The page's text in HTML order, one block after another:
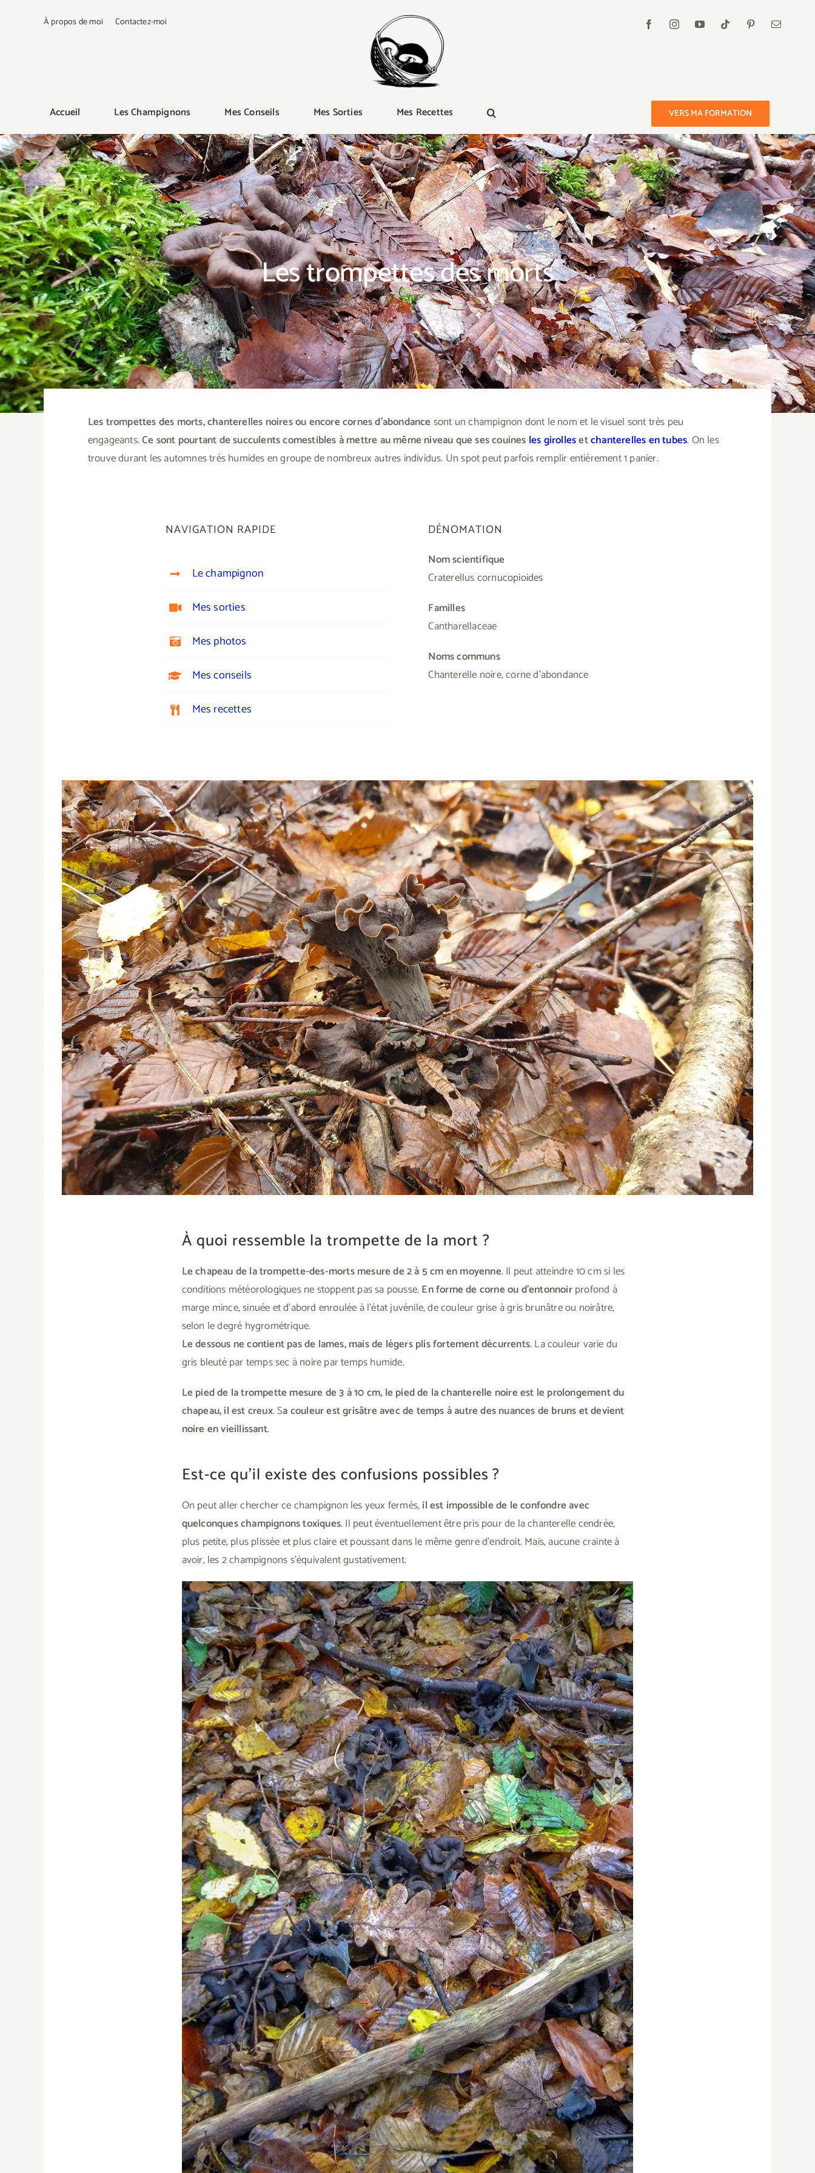
À propos de moi Contactez-moi
Accueil Les Champignons Mes Conseils Mes Sorties Mes Recettes VERS MA FORMATION
Les trompettes des morts
Les trompettes des morts, chanterelles noires ou encore cornes d’abondancesont un champignon dont le nom et le visuel sont très peu
engageants.Ce sont pourtant de succulents comestibles à mettre au même niveau que ses couines les girollesetchanterelles en tubes. On les
trouve durant les automnes très humides en groupe de nombreux autres individus. Un spot peut parfois remplir entièrement 1 panier.
NAVIGATION RAPIDE
Le champignon
Mes sorties
Mes photos
Mes conseils
Mes recettes
DÉNOMATION
Nom scientifique
Craterellus cornucopioides
Familles
Cantharellaceae
Noms communs
Chanterelle noire, corne d’abondance
À quoi ressemble la trompette de la mort ?
Le chapeau de la trompette-des-morts mesure de 2 à 5 cm en moyenne. Il peut atteindre 10 cm si les
conditions météorologiques ne stoppent pas sa pousse.En forme de corne ou d’entonnoirprofond à
marge mince, sinuée et d’abord enroulée à l’état juvénile, de couleur grise à gris brunâtre ou noirâtre,
selon le degré hygrométrique.
Le dessous ne contient pas de lames, mais de légers plis fortement décurrents. La couleur varie du
gris bleuté par temps sec à noire par temps humide.
Le pied de la trompette mesure de 3 à 10 cm, le pied de la chanterelle noire est le prolongement du
chapeau, il est creux. Sa couleur est grisâtre avec de temps à autre des nuances de bruns et devient
noire en vieillissant.
Est-ce qu’il existe des confusions possibles ?
On peut aller chercher ce champignon les yeux fermés,il est impossible de le confondre avec
quelconques champignons toxiques. Il peut éventuellement être pris pour de la chanterelle cendrée,
plus petite, plus plissée et plus claire et poussant dans le même genre d’endroit. Mais, aucune crainte à
avoir, les 2 champignons s’équivalent gustativement.